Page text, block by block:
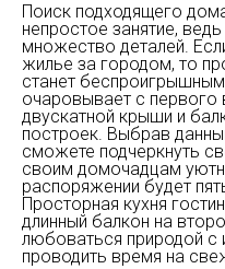
Поиск подходящего
непростое занятие,
множество деталей.
жилье за городом, то
станет
очаровывает с первого
двускатной крыши и
построек. Выбрав
сможете подчеркнуть
своим домочадцам
распоряжении будет
Просторная кухня
длинный балкон на
любоваться природой с
проводить время на